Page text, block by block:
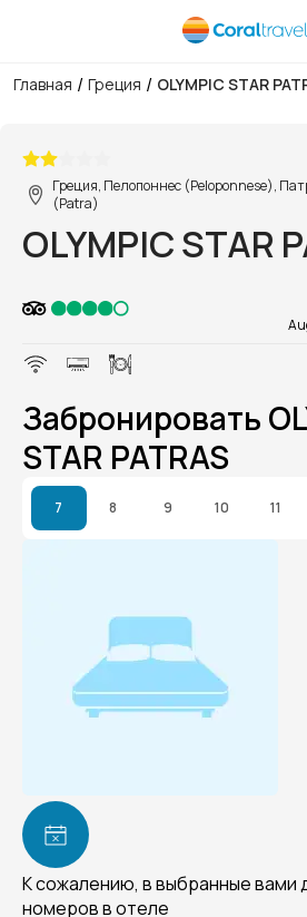
Главная / Греция / OLYMPIC STAR
Греция, Пелопоннес (Peloponnese),
(Patra)
OLYMPIC STAR
Забронировать
STAR PATRAS
7 8 9 10 11
К сожалению, в выбранные вами
номеров в отеле